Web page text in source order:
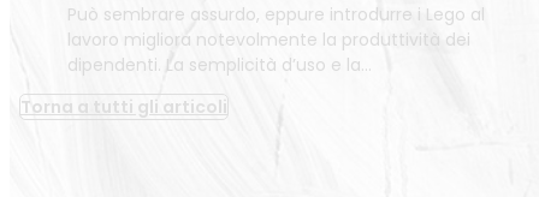
Può sembrare assurdo, eppure introdurre i Lego al
lavoro migliora notevolmente la produttività dei
dipendenti. La semplicità d’uso e la…
Torna a tutti gli articoli